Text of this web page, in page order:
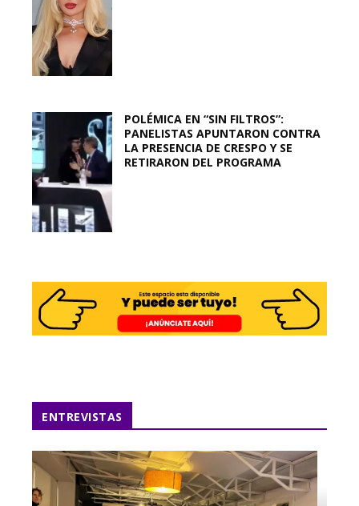
POLÉMICA EN “SIN FILTROS”:
PANELISTAS APUNTARON CONTRA
LA PRESENCIA DE CRESPO Y SE
RETIRARON DEL PROGRAMA
ENTREVISTAS